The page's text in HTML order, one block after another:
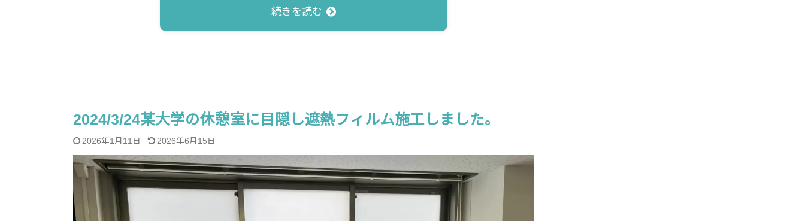
続きを読む
2024/3/24某大学の休憩室に目隠し遮熱フィルム施工しました。
2026年1月11日 2026年6月15日